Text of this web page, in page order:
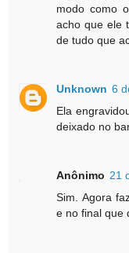
modo como
acho que ele
de tudo que
Unknown 6
Ela
deixado no
Anônimo 21
Sim. Agora
e no final que